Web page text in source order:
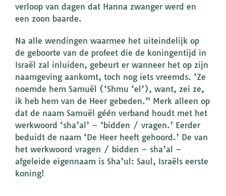
verloop van dagen dat Hanna zwanger werd en
een zoon baarde.
Na alle wendingen waarmee het uiteindelijk op
de geboorte van de profeet die de koningentijd in
Israël zal inluiden, gebeurt er wanneer het op zijn
naamgeving aankomt, toch nog iets vreemds. ‘Ze
noemde hem Samuël (‘Shmu ‘el’), want, zei ze,
ik heb hem van de Heer gebeden.” Merk alleen op
dat de naam Samuël géén verband houdt met het
werkwoord ‘sha’al’ – ‘bidden / vragen.’ Eerder
beduidt de naam ‘De Heer heeft gehoord.’ De van
het werkwoord vragen / bidden – sha’al –
afgeleide eigennaam is Sha’ul: Saul, Israëls eerste
koning!